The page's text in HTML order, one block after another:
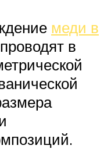
меди в
проводят в